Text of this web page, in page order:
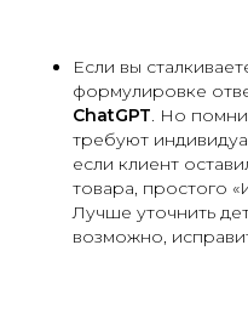
Если вы
формулировке
ChatGPT. Но
требуют
если клиент
товара, простого
Лучше уточнить
возможно,